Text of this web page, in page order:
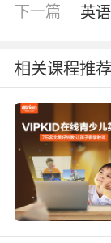
时，记忆效
程，他在六
800，且能自
二、师资质
外教资质直
教师筛选机
证，且录取
所的跟踪调
师，其学生
下一篇 英
相关课程推荐